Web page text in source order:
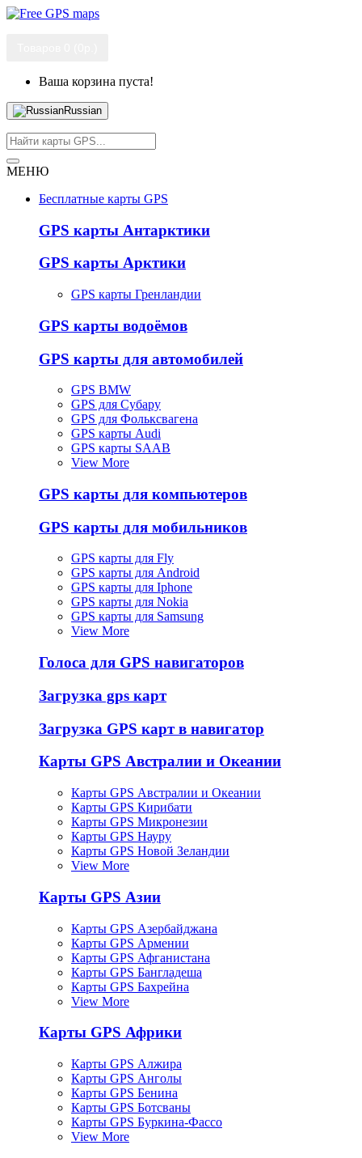
Ваша корзина пуста!
Russian
МЕНЮ
Бесплатные карты GPS
GPS карты Антарктики
GPS карты Арктики
GPS карты Гренландии
GPS карты водоёмов
GPS карты для автомобилей
GPS BMW
GPS для Субару
GPS для Фольксвагена
GPS карты Audi
GPS карты SAAB
View More
GPS карты для компьютеров
GPS карты для мобильников
GPS карты для Fly
GPS карты для Android
GPS карты для Iphone
GPS карты для Nokia
GPS карты для Samsung
View More
Голоса для GPS навигаторов
Загрузка gps карт
Загрузка GPS карт в навигатор
Карты GPS Австралии и Океании
Карты GPS Австралии и Океании
Карты GPS Кирибати
Карты GPS Микронезии
Карты GPS Науру
Карты GPS Новой Зеландии
View More
Карты GPS Азии
Карты GPS Азербайджана
Карты GPS Армении
Карты GPS Афганистана
Карты GPS Бангладеша
Карты GPS Бахрейна
View More
Карты GPS Африки
Карты GPS Алжира
Карты GPS Анголы
Карты GPS Бенина
Карты GPS Ботсваны
Карты GPS Буркина-Фассо
View More